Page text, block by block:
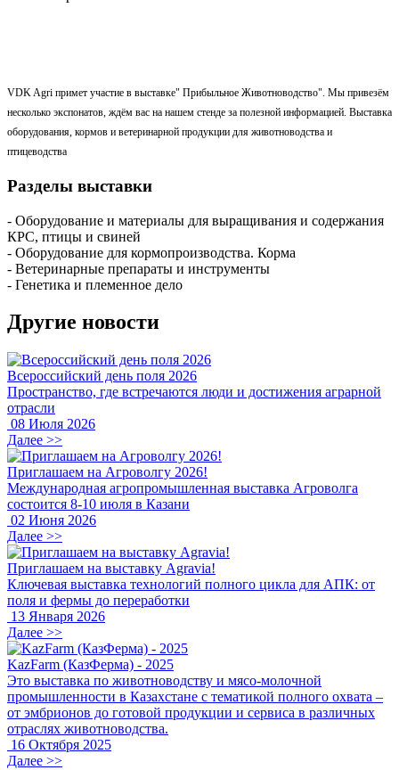
VDK Agri примет участие в выставке" Прибыльное Животноводство". Мы привезём
несколько экспонатов, ждём вас на нашем стенде за полезной информацией. Выставка
оборудования, кормов и ветеринарной продукции для животноводства и
птицеводства
Разделы выставки
- Оборудование и материалы для выращивания и содержания
КРС, птицы и свиней
- Оборудование для кормопроизводства. Корма
- Ветеринарные препараты и инструменты
- Генетика и племенное дело
Другие новости
Всероссийский день поля 2026
Пространство, где встречаются люди и достижения аграрной
отрасли
08 Июля 2026
Далее >>
Приглашаем на Агроволгу 2026!
Международная агропромышленная выставка Агроволга
состоится 8-10 июля в Казани
02 Июня 2026
Далее >>
Приглашаем на выставку Agravia!
Ключевая выставка технологий полного цикла для АПК: от
поля и фермы до переработки
13 Января 2026
Далее >>
KazFarm (КазФерма) - 2025
Это выставка по животноводству и мясо-молочной
промышленности в Казахстане с тематикой полного охвата –
от эмбрионов до готовой продукции и сервиса в различных
отраслях животноводства.
16 Октября 2025
Далее >>